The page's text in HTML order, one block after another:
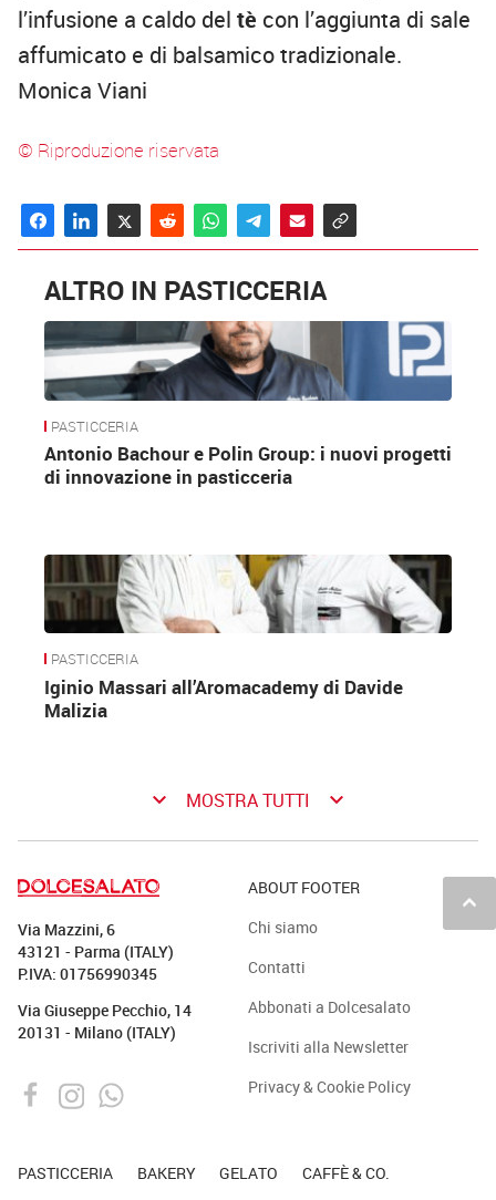
l’infusione a caldo del tè con l’aggiunta di sale
affumicato e di balsamico tradizionale.
Monica Viani
© Riproduzione riservata
ALTRO IN PASTICCERIA
PASTICCERIA
Antonio Bachour e Polin Group: i nuovi progetti
di innovazione in pasticceria
PASTICCERIA
Iginio Massari all’Aromacademy di Davide
Malizia
keyboard_arrow_down MOSTRA TUTTI keyboard_arrow_down
keyboard_arrow_up
Via Mazzini, 6
43121 - Parma (ITALY)
P.IVA: 01756990345
Via Giuseppe Pecchio, 14
20131 - Milano (ITALY)
ABOUT FOOTER
Chi siamo
Contatti
Abbonati a Dolcesalato
Iscriviti alla Newsletter
Privacy & Cookie Policy
PASTICCERIA BAKERY GELATO CAFFÈ & CO.